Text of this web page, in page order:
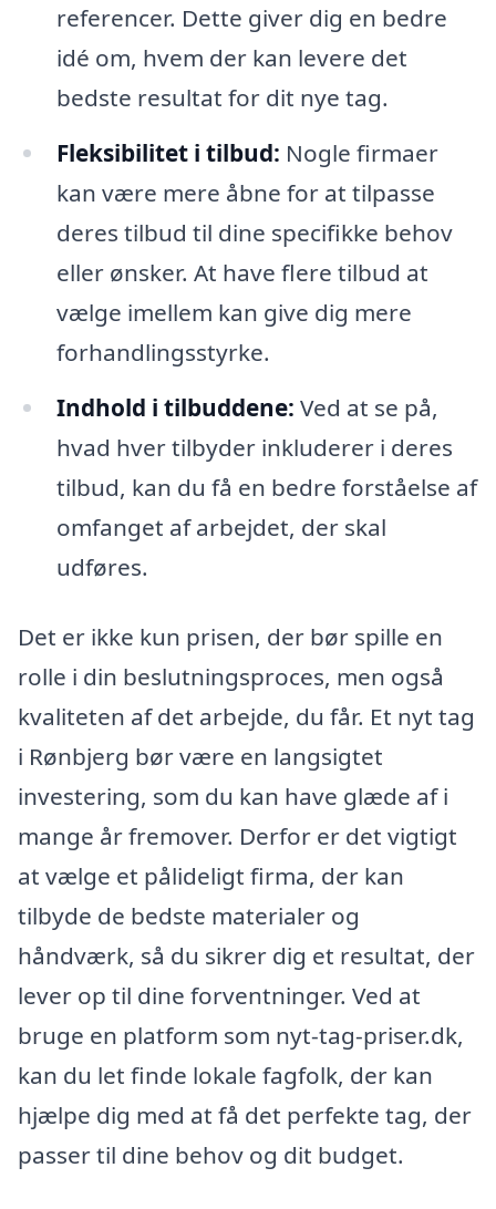
referencer. Dette giver dig en bedre
idé om, hvem der kan levere det
bedste resultat for dit nye tag.
Fleksibilitet i tilbud: Nogle firmaer
kan være mere åbne for at tilpasse
deres tilbud til dine specifikke behov
eller ønsker. At have flere tilbud at
vælge imellem kan give dig mere
forhandlingsstyrke.
Indhold i tilbuddene: Ved at se på,
hvad hver tilbyder inkluderer i deres
tilbud, kan du få en bedre forståelse af
omfanget af arbejdet, der skal
udføres.
Det er ikke kun prisen, der bør spille en
rolle i din beslutningsproces, men også
kvaliteten af det arbejde, du får. Et nyt tag
i Rønbjerg bør være en langsigtet
investering, som du kan have glæde af i
mange år fremover. Derfor er det vigtigt
at vælge et pålideligt firma, der kan
tilbyde de bedste materialer og
håndværk, så du sikrer dig et resultat, der
lever op til dine forventninger. Ved at
bruge en platform som nyt-tag-priser.dk,
kan du let finde lokale fagfolk, der kan
hjælpe dig med at få det perfekte tag, der
passer til dine behov og dit budget.